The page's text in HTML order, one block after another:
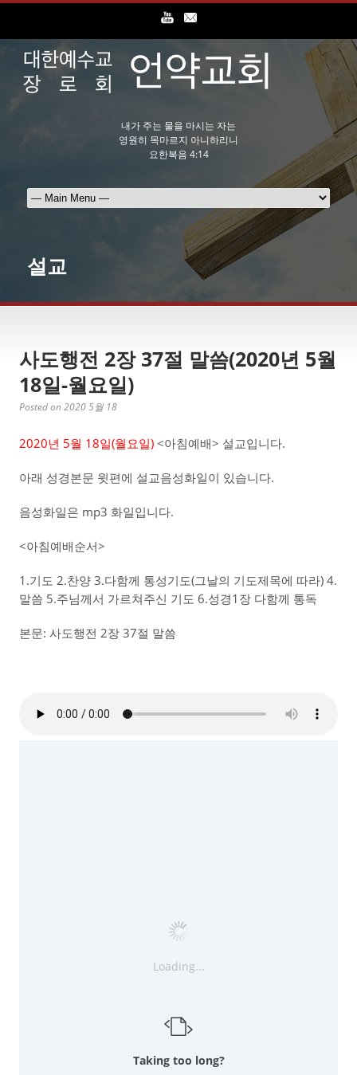
내가 주는 물을 마시는 자는
영원히 목마르지 아니하리니
요한복음 4:14
설교
사도행전 2장 37절 말씀(2020년 5월
18일-월요일)
Posted on 2020 5월 18
2020년 5월 18일(월요일) <아침예배> 설교입니다.
아래 성경본문 윗편에 설교음성화일이 있습니다.
음성화일은 mp3 화일입니다.
<아침예배순서>
1.기도 2.찬양 3.다함께 통성기도(그날의 기도제목에 따라) 4.
말씀 5.주님께서 가르쳐주신 기도 6.성경1장 다함께 통독
본문: 사도행전 2장 37절 말씀
Loading...
Taking too long?